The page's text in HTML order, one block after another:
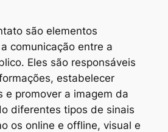
são elementos
comunicação entre a
Eles são responsáveis
estabelecer
e promover a imagem da
diferentes tipos de sinais
os online e offline, visual e